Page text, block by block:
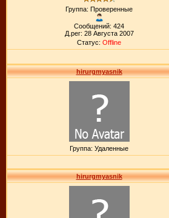
Группа: Проверенные
Сообщений: 424
Д.рег: 28 Августа 2007
Статус: Offline
hirurgmyasnik
Группа: Удаленные
hirurgmyasnik